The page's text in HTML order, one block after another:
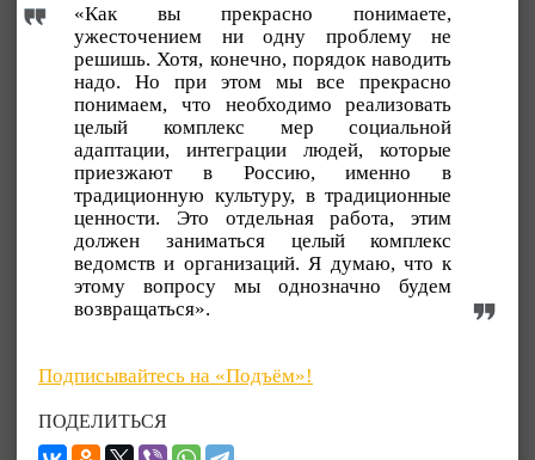
«Как вы прекрасно понимаете,
ужесточением ни одну проблему не
решишь. Хотя, конечно, порядок наводить
надо. Но при этом мы все прекрасно
понимаем, что необходимо реализовать
целый комплекс мер социальной
адаптации, интеграции людей, которые
приезжают в Россию, именно в
традиционную культуру, в традиционные
ценности. Это отдельная работа, этим
должен заниматься целый комплекс
ведомств и организаций. Я думаю, что к
этому вопросу мы однозначно будем
возвращаться».
Подписывайтесь на «Подъём»!
ПОДЕЛИТЬСЯ